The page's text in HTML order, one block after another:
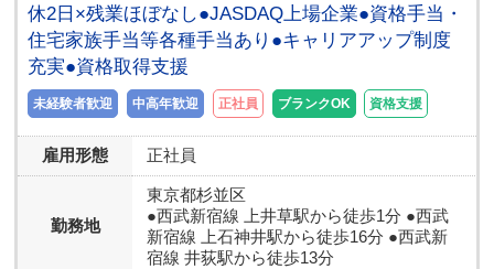
休2日×残業ほぼなし●JASDAQ上場企業●資格手当・
住宅家族手当等各種手当あり●キャリアアップ制度
充実●資格取得支援
未経験者歓迎 中高年歓迎 正社員 ブランクOK 資格支援
雇用形態 正社員
勤務地
東京都杉並区
●西武新宿線 上井草駅から徒歩1分 ●西武
新宿線 上石神井駅から徒歩16分 ●西武新
宿線 井荻駅から徒歩13分